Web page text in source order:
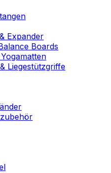
Expander
Boards
Liegestützgriffe